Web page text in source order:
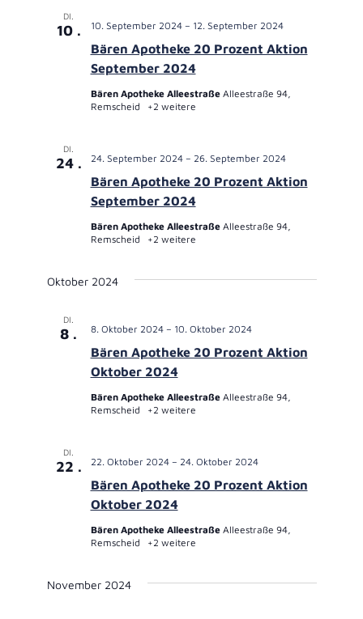
DI.
10
Bären Apotheke 20 Prozent Aktion
September 2024
10. September 2024– 12. September 2024
Bären Apotheke Alleestraße Alleestraße 94,
Remscheid
+2 weitere
DI.
24
Bären Apotheke 20 Prozent Aktion
September 2024
24. September 2024– 26. September 2024
Bären Apotheke Alleestraße Alleestraße 94,
Remscheid
+2 weitere
Oktober 2024
DI.
8
Bären Apotheke 20 Prozent Aktion
Oktober 2024
8. Oktober 2024– 10. Oktober 2024
Bären Apotheke Alleestraße Alleestraße 94,
Remscheid
+2 weitere
DI.
22
Bären Apotheke 20 Prozent Aktion
Oktober 2024
22. Oktober 2024– 24. Oktober 2024
Bären Apotheke Alleestraße Alleestraße 94,
Remscheid
+2 weitere
November 2024